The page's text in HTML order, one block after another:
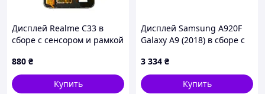
Дисплей Realme C33 в
сборе с сенсором и рамкой
880 ₴
Купить
Дисплей Samsung A920F
Galaxy A9 (2018) в сборе с
service orig
3 334 ₴
Купить